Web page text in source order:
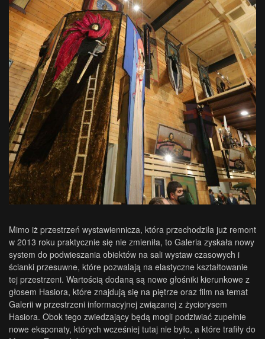
Mimo iż przestrzeń wystawiennicza, która przechodziła już remont
w 2013 roku praktycznie się nie zmieniła, to Galeria zyskała nowy
system do podwieszania obiektów na sali wystaw czasowych i
ścianki przesuwne, które pozwalają na elastyczne kształtowanie
tej przestrzeni. Wartością dodaną są nowe głośniki kierunkowe z
głosem Hasiora, które znajdują się na piętrze oraz film na temat
Galerii w przestrzeni informacyjnej związanej z życiorysem
Hasiora. Obok tego zwiedzający będą mogli podziwiać zupełnie
nowe eksponaty, których wcześniej tutaj nie było, a które trafiły do